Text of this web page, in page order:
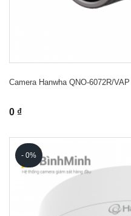
Camera Hanwha QNO-6072R/VAP
0 ₫
- 0%